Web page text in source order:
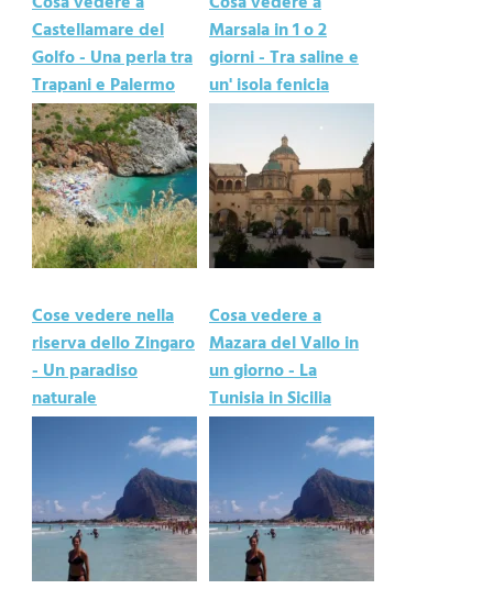
Castellamare del
Golfo - Una perla tra
Trapani e Palermo
Marsala in 1 o 2
giorni - Tra saline e
un' isola fenicia
Cose vedere nella
riserva dello Zingaro
- Un paradiso
naturale
Cosa vedere a
Mazara del Vallo in
un giorno - La
Tunisia in Sicilia